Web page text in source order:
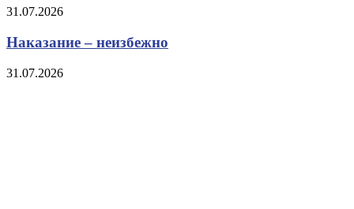
31.07.2026
Наказание – неизбежно
31.07.2026